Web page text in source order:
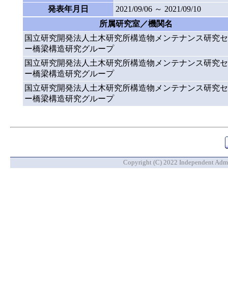
発表年月日
2021/09/06 ～ 2021/09/10
所属研究室／機関名
国立研究開発法人土木研究所構造物メンテナンス研究
ー橋梁構造研究グループ
国立研究開発法人土木研究所構造物メンテナンス研究
ー橋梁構造研究グループ
国立研究開発法人土木研究所構造物メンテナンス研究
ー橋梁構造研究グループ
Copyright (C) 2022 Independent